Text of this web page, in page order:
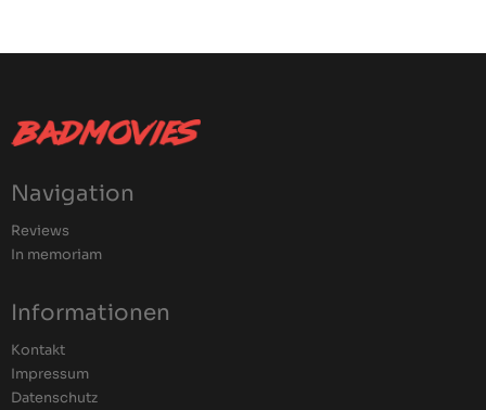
Navigation
Reviews
In memoriam
Informationen
Kontakt
Impressum
Datenschutz